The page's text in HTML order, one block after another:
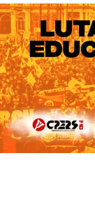
CPERS –
CPERS –
do Estado do Rio